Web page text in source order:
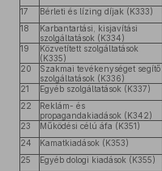
17
Bérleti és lízing díjak (K333)
18
Karbantartási, kisjavítási
szolgáltatások (K334)
19
Közvetített szolgáltatások
(K335)
20
Szakmai tevékenységet segítő
szolgáltatások (K336)
21 Egyéb szolgáltatások (K337)
22
Reklám- és
propagandakiadások (K342)
23 Működési célú áfa (K351)
24
Kamatkiadások (K353)
25
Egyéb dologi kiadások (K355)